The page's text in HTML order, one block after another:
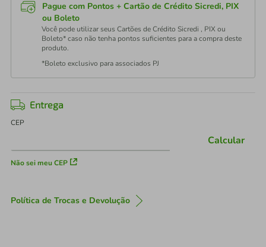
Pague com Pontos + Cartão de Crédito Sicredi, PIX
ou Boleto
Você pode utilizar seus Cartões de Crédito Sicredi , PIX ou
Boleto* caso não tenha pontos suficientes para a compra deste
produto.
*Boleto exclusivo para associados PJ
Entrega
CEP
Não sei meu CEP
Calcular
Política de Trocas e Devolução